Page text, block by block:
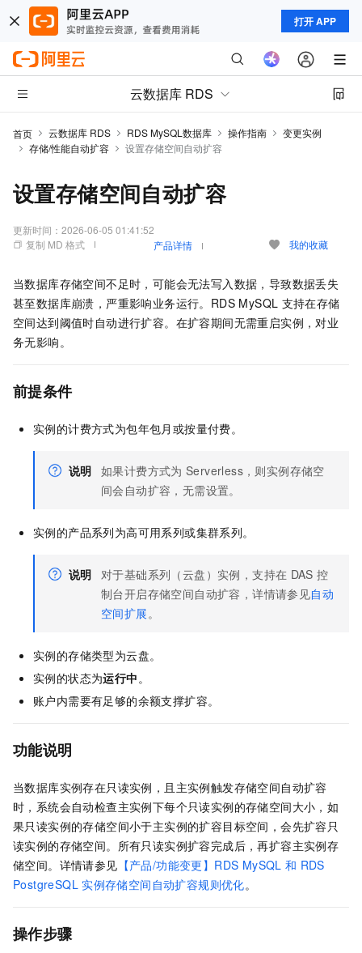
打开 APP
云数据库 RDS
首页 云数据库 RDS RDS MySQL数据库 操作指南
变更实例
存储/性能自动扩容
设置存储空间自动扩容
设置存储空间自动扩容
更新时间： 2026-06-05 01:41:52
复制 MD 格式
产品详情 我的收藏
当数据库存储空间不足时，可能会无法写入数据，导致数据丢失
甚至数据库崩溃，严重影响业务运行。RDS MySQL 支持在存储
空间达到阈值时自动进行扩容。在扩容期间无需重启实例，对业
务无影响。
前提条件
实例的计费方式为包年包月或按量付费。
说明 如果计费方式为 Serverless，则实例存储空
间会自动扩容，无需设置。
实例的产品系列为高可用系列或集群系列。
说明 对于基础系列（云盘）实例，支持在 DAS 控
制台开启存储空间自动扩容，详情请参见自动
空间扩展。
实例的存储类型为云盘。
实例的状态为运行中。
账户内需要有足够的余额支撑扩容。
功能说明
当数据库实例存在只读实例，且主实例触发存储空间自动扩容
时，系统会自动检查主实例下每个只读实例的存储空间大小，如
果只读实例的存储空间小于主实例的扩容目标空间，会先扩容只
读实例的存储空间。所有只读实例扩容完成后，再扩容主实例存
储空间。详情请参见 【产品/功能变更】RDS MySQL 和 RDS
PostgreSQL 实例存储空间自动扩容规则优化。
操作步骤